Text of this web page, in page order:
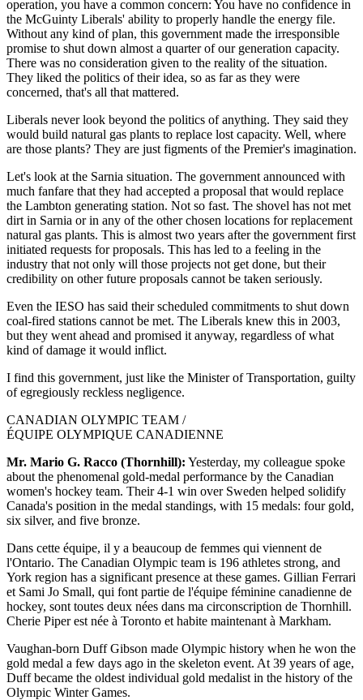
operation, you have a common concern: You have no confidence in
the McGuinty Liberals' ability to properly handle the energy file.
Without any kind of plan, this government made the irresponsible
promise to shut down almost a quarter of our generation capacity.
There was no consideration given to the reality of the situation.
They liked the politics of their idea, so as far as they were
concerned, that's all that mattered.
Liberals never look beyond the politics of anything. They said they
would build natural gas plants to replace lost capacity. Well, where
are those plants? They are just figments of the Premier's imagination.
Let's look at the Sarnia situation. The government announced with
much fanfare that they had accepted a proposal that would replace
the Lambton generating station. Not so fast. The shovel has not met
dirt in Sarnia or in any of the other chosen locations for replacement
natural gas plants. This is almost two years after the government first
initiated requests for proposals. This has led to a feeling in the
industry that not only will those projects not get done, but their
credibility on other future proposals cannot be taken seriously.
Even the IESO has said their scheduled commitments to shut down
coal-fired stations cannot be met. The Liberals knew this in 2003,
but they went ahead and promised it anyway, regardless of what
kind of damage it would inflict.
I find this government, just like the Minister of Transportation, guilty
of egregiously reckless negligence.
CANADIAN OLYMPIC TEAM /
ÉQUIPE OLYMPIQUE CANADIENNE
Mr. Mario G. Racco (Thornhill): Yesterday, my colleague spoke
about the phenomenal gold-medal performance by the Canadian
women's hockey team. Their 4-1 win over Sweden helped solidify
Canada's position in the medal standings, with 15 medals: four gold,
six silver, and five bronze.
Dans cette équipe, il y a beaucoup de femmes qui viennent de
l'Ontario. The Canadian Olympic team is 196 athletes strong, and
York region has a significant presence at these games. Gillian Ferrari
et Sami Jo Small, qui font partie de l'équipe féminine canadienne de
hockey, sont toutes deux nées dans ma circonscription de Thornhill.
Cherie Piper est née à Toronto et habite maintenant à Markham.
Vaughan-born Duff Gibson made Olympic history when he won the
gold medal a few days ago in the skeleton event. At 39 years of age,
Duff became the oldest individual gold medalist in the history of the
Olympic Winter Games.